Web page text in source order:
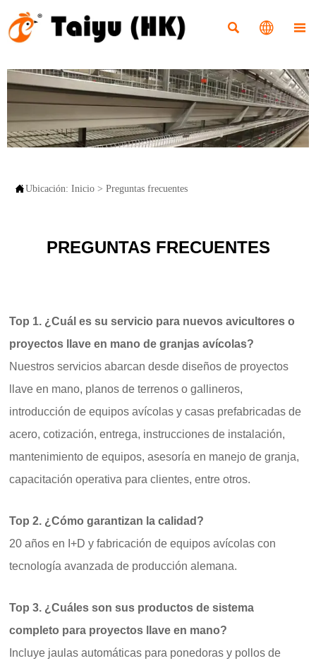
  
Ubicación: Inicio > Preguntas frecuentes
PREGUNTAS FRECUENTES
Top 1. ¿Cuál es su servicio para nuevos avicultores o
proyectos llave en mano de granjas avícolas?
Nuestros servicios abarcan desde diseños de proyectos
llave en mano, planos de terrenos o gallineros,
introducción de equipos avícolas y casas prefabricadas de
acero, cotización, entrega, instrucciones de instalación,
mantenimiento de equipos, asesoría en manejo de granja,
capacitación operativa para clientes, entre otros.
Top 2. ¿Cómo garantizan la calidad?
20 años en I+D y fabricación de equipos avícolas con
tecnología avanzada de producción alemana.
Top 3. ¿Cuáles son sus productos de sistema
completo para proyectos llave en mano?
Incluye jaulas automáticas para ponedoras y pollos de